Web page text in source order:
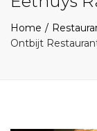
Home
Ontbijt